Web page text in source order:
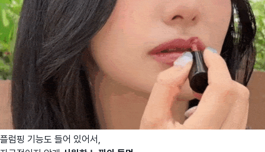
플럼핑 기능도 들어 있어서,